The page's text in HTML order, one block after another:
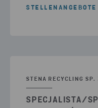
STELLENANGEBOTE
STENA RECYCLING SP.
SPECJALISTA/